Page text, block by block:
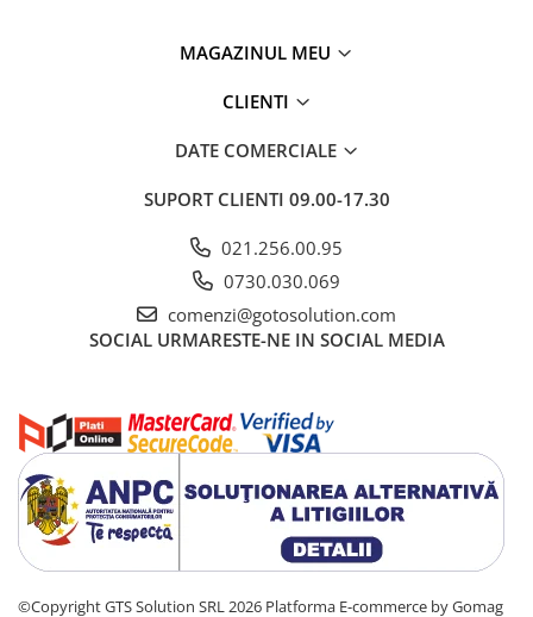
MAGAZINUL MEU
CLIENTI
DATE COMERCIALE
SUPORT CLIENTI 09.00-17.30
021.256.00.95
0730.030.069
comenzi@gotosolution.com
SOCIAL URMARESTE-NE IN SOCIAL MEDIA
©Copyright GTS Solution SRL 2026 Platforma E-commerce by Gomag